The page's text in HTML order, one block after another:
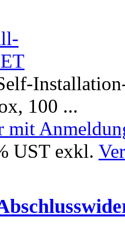
100 ...
mit
UST exkl.